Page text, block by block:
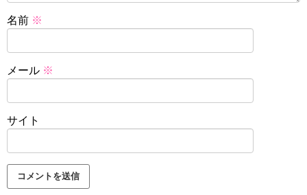
名前 ※
メール ※
サイト